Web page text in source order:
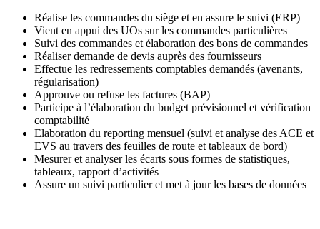
Réalise les commandes du siège et en assure le suivi (ERP)
Vient en appui des UOs sur les commandes particulières
Suivi des commandes et élaboration des bons de commandes
Réaliser demande de devis auprès des fournisseurs
Effectue les redressements comptables demandés (avenants,
régularisation)
Approuve ou refuse les factures (BAP)
Participe à l’élaboration du budget prévisionnel et vérification
comptabilité
Elaboration du reporting mensuel (suivi et analyse des ACE et
EVS au travers des feuilles de route et tableaux de bord)
Mesurer et analyser les écarts sous formes de statistiques,
tableaux, rapport d’activités
Assure un suivi particulier et met à jour les bases de données